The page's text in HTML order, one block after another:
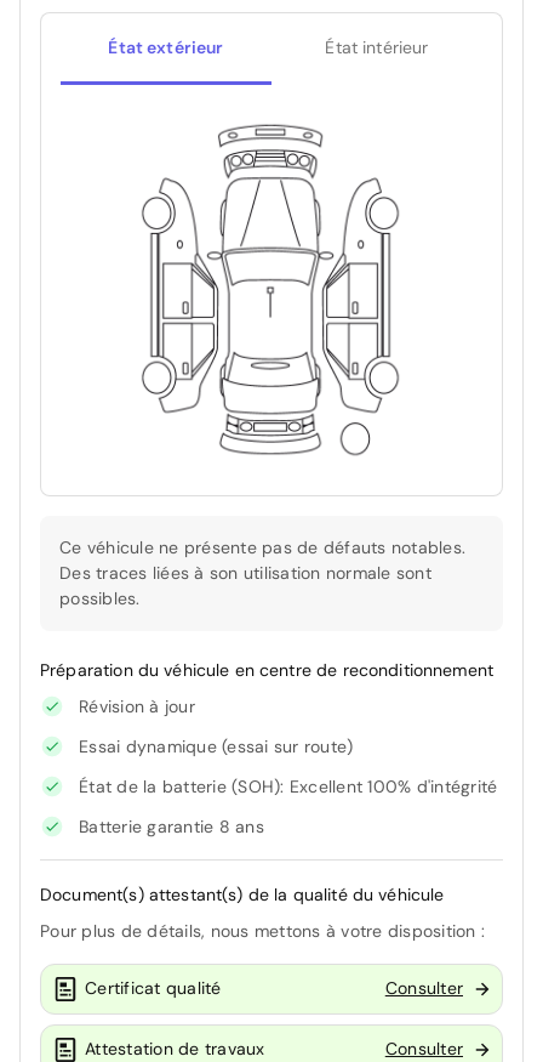
État extérieur État intérieur
Ce véhicule ne présente pas de défauts notables.
Des traces liées à son utilisation normale sont
possibles.
Préparation du véhicule en centre de reconditionnement
Révision à jour
Essai dynamique (essai sur route)
État de la batterie (SOH): Excellent 100% d'intégrité
Batterie garantie 8 ans
Document(s) attestant(s) de la qualité du véhicule
Pour plus de détails, nous mettons à votre disposition :
Certificat qualité Consulter
Attestation de travaux Consulter